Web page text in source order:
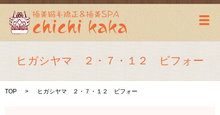
メ
ヒガシヤマ ２・７・１２ ビフォー
TOP ヒガシヤマ ２・７・１２ ビフォー